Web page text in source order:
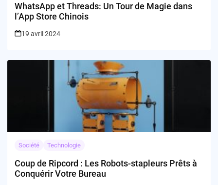
WhatsApp et Threads: Un Tour de Magie dans
l’App Store Chinois
19 avril 2024
Société Technologie
Coup de Ripcord : Les Robots-stapleurs Prêts à
Conquérir Votre Bureau